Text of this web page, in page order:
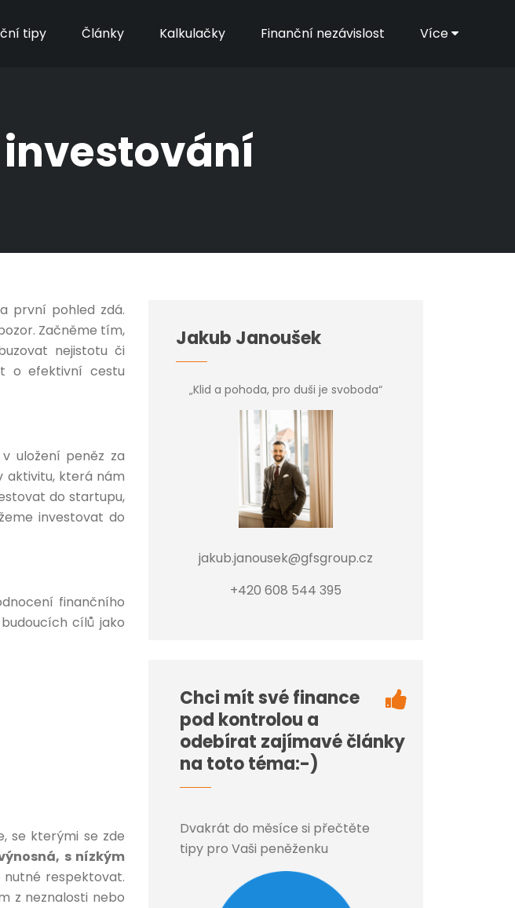
tipy Články Kalkulačky Finanční nezávislost Více
první pohled zdá.
Začněme tím,
nejistotu či
o efektivní cestu
uložení peněz za
aktivitu, která nám
do startupu,
investovat do
finančního
cílů jako
se kterými se zde
s nízkým
respektovat.
z neznalosti nebo
Jakub Janoušek
„Klid a pohoda, pro duši je svoboda“
jakub.janousek@gfsgroup.cz
+420 608 544 395
Chci mít své finance
pod kontrolou a
odebírat zajímavé články
na toto téma:-)
Dvakrát do měsíce si přečtěte
tipy pro Vaši peněženku